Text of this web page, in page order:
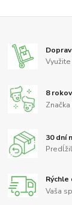
8
30 dní
Vaša